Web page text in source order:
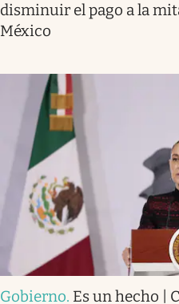
disminuir el pago a la
México
Gobierno. Es un hecho |